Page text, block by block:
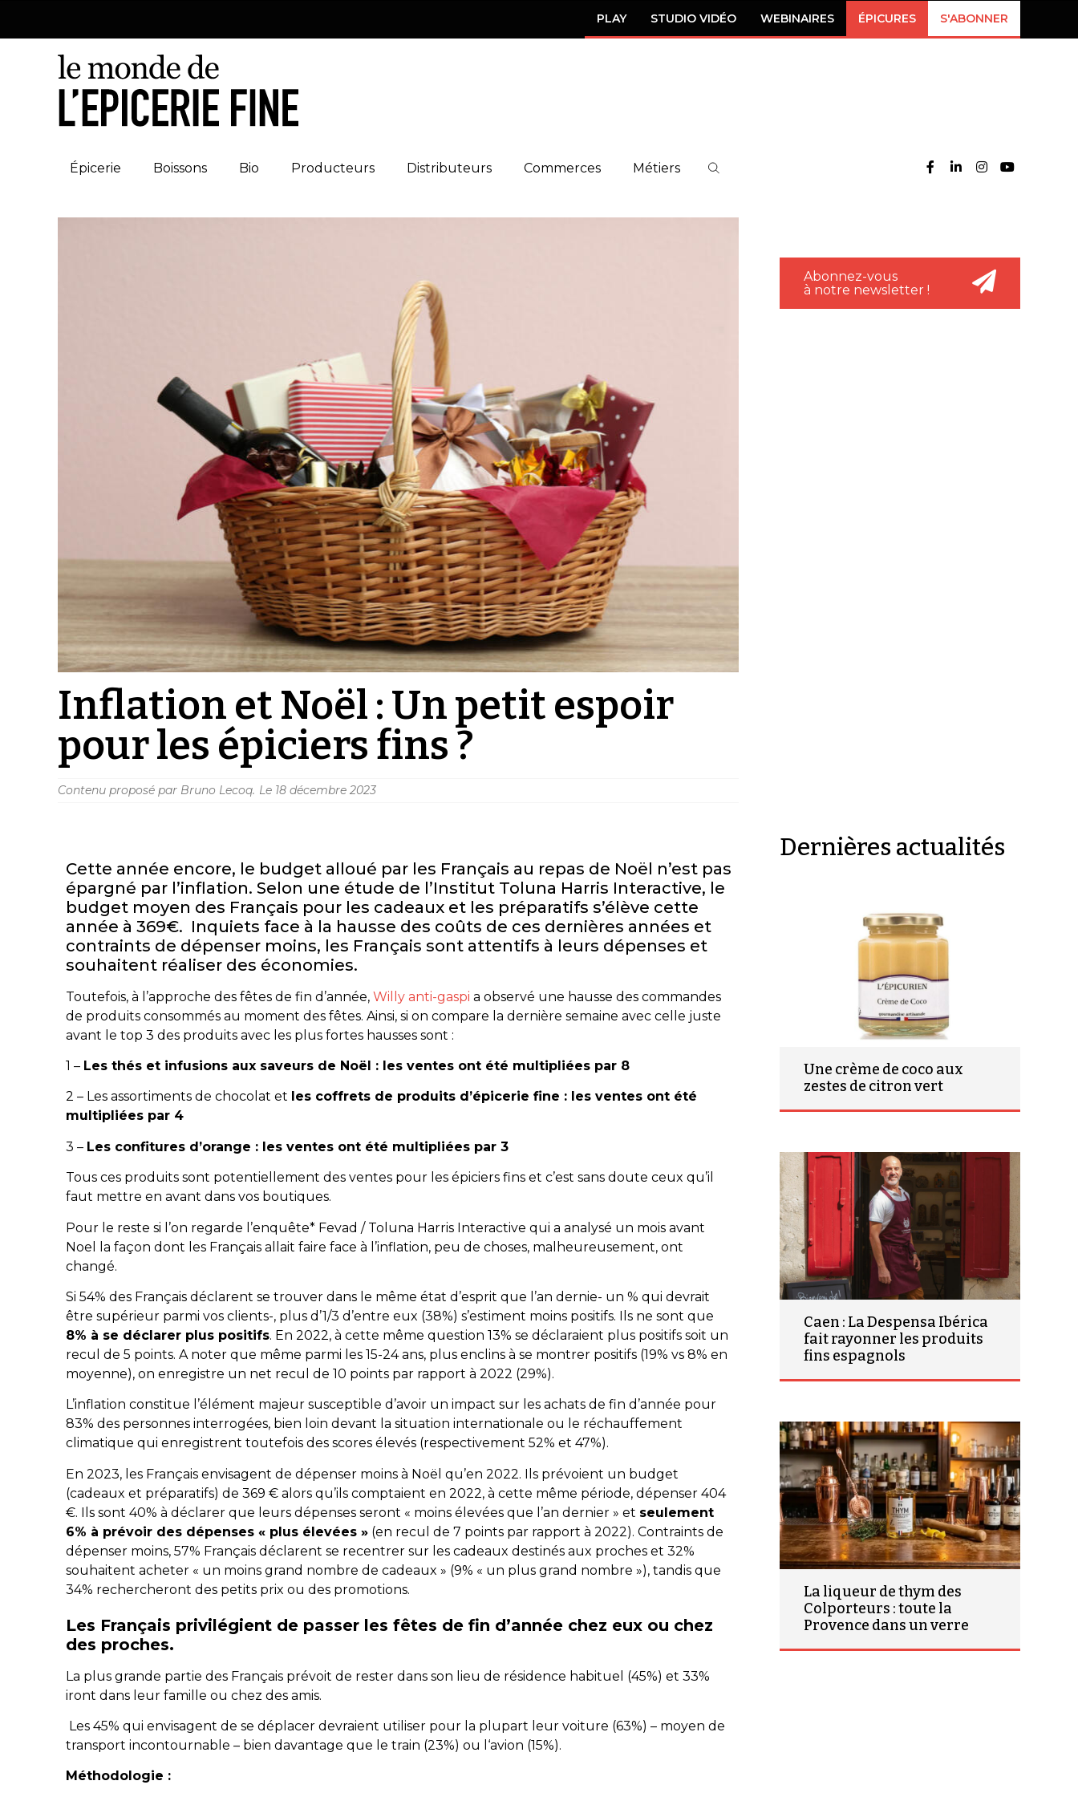
PLAY STUDIO VIDÉO WEBINAIRES ÉPICURES S'ABONNER
Épicerie Boissons Bio Producteurs Distributeurs Commerces Métiers
Inflation et Noël : Un petit espoir
pour les épiciers fins ?
Contenu proposé par Bruno Lecoq. Le 18 décembre 2023
Abonnez-vous
à notre newsletter !
Cette année encore, le budget alloué par les Français au repas de Noël n’est pas
épargné par l’inflation. Selon une étude de l’Institut Toluna Harris Interactive, le
budget moyen des Français pour les cadeaux et les préparatifs s’élève cette
année à 369€. Inquiets face à la hausse des coûts de ces dernières années et
contraints de dépenser moins, les Français sont attentifs à leurs dépenses et
souhaitent réaliser des économies.
Toutefois, à l’approche des fêtes de fin d’année, Willy anti-gaspi a observé une hausse des commandes
de produits consommés au moment des fêtes. Ainsi, si on compare la dernière semaine avec celle juste
avant le top 3 des produits avec les plus fortes hausses sont :
1 – Les thés et infusions aux saveurs de Noël : les ventes ont été multipliées par 8
2 – Les assortiments de chocolat et les coffrets de produits d’épicerie fine : les ventes ont été
multipliées par 4
3 – Les confitures d’orange : les ventes ont été multipliées par 3
Tous ces produits sont potentiellement des ventes pour les épiciers fins et c’est sans doute ceux qu’il
faut mettre en avant dans vos boutiques.
Pour le reste si l’on regarde l’enquête* Fevad / Toluna Harris Interactive qui a analysé un mois avant
Noel la façon dont les Français allait faire face à l’inflation, peu de choses, malheureusement, ont
changé.
Si 54% des Français déclarent se trouver dans le même état d’esprit que l’an dernie- un % qui devrait
être supérieur parmi vos clients-, plus d’1/3 d’entre eux (38%) s’estiment moins positifs. Ils ne sont que
8% à se déclarer plus positifs. En 2022, à cette même question 13% se déclaraient plus positifs soit un
recul de 5 points. A noter que même parmi les 15-24 ans, plus enclins à se montrer positifs (19% vs 8% en
moyenne), on enregistre un net recul de 10 points par rapport à 2022 (29%).
L’inflation constitue l’élément majeur susceptible d’avoir un impact sur les achats de fin d’année pour
83% des personnes interrogées, bien loin devant la situation internationale ou le réchauffement
climatique qui enregistrent toutefois des scores élevés (respectivement 52% et 47%).
En 2023, les Français envisagent de dépenser moins à Noël qu’en 2022. Ils prévoient un budget
(cadeaux et préparatifs) de 369 € alors qu’ils comptaient en 2022, à cette même période, dépenser 404
€. Ils sont 40% à déclarer que leurs dépenses seront « moins élevées que l’an dernier » et seulement
6% à prévoir des dépenses « plus élevées » (en recul de 7 points par rapport à 2022). Contraints de
dépenser moins, 57% Français déclarent se recentrer sur les cadeaux destinés aux proches et 32%
souhaitent acheter « un moins grand nombre de cadeaux » (9% « un plus grand nombre »), tandis que
34% rechercheront des petits prix ou des promotions.
Les Français privilégient de passer les fêtes de fin d’année chez eux ou chez
des proches.
La plus grande partie des Français prévoit de rester dans son lieu de résidence habituel (45%) et 33%
iront dans leur famille ou chez des amis.
Les 45% qui envisagent de se déplacer devraient utiliser pour la plupart leur voiture (63%) – moyen de
transport incontournable – bien davantage que le train (23%) ou l‘avion (15%).
Méthodologie :
Dernières actualités
Une crème de coco aux
zestes de citron vert
Caen : La Despensa Ibérica
fait rayonner les produits
fins espagnols
La liqueur de thym des
Colporteurs : toute la
Provence dans un verre